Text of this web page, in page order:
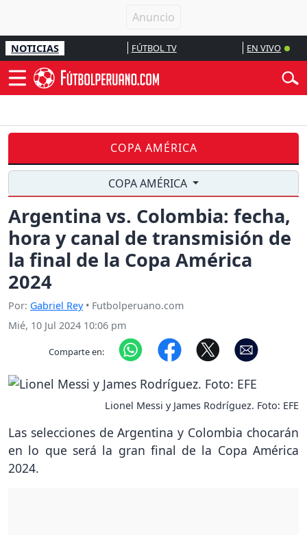
NOTICIAS FÚTBOL TV EN VIVO
COPA AMÉRICA
COPA AMÉRICA
Argentina vs. Colombia: fecha,
hora y canal de transmisión de
la final de la Copa América
2024
Por: Gabriel Rey• Futbolperuano.com
Mié, 10 Jul 2024 10:06 pm
Comparte en:
Lionel Messi y James Rodríguez. Foto: EFE
Las selecciones de Argentina y Colombia chocarán
en lo que será la gran final de la Copa América
2024.